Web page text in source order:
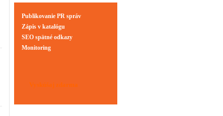
Publikovanie PR správ
Zápis v katalógu
SEO spätné odkazy
Monitoring
Vyskúšaj zdarma